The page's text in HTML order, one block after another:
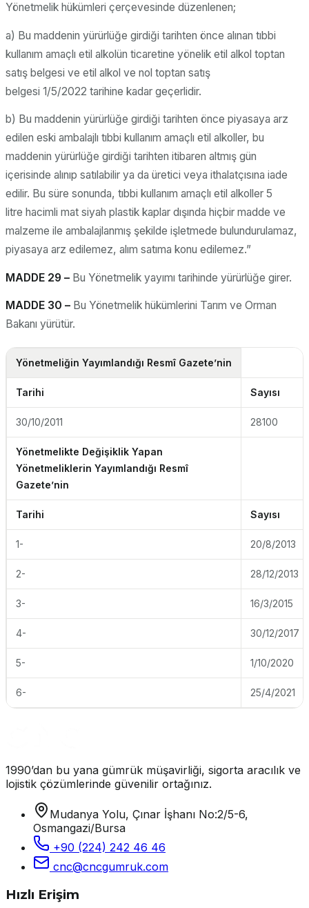
Yönetmelik hükümleri çerçevesinde düzenlenen;
a) Bu maddenin yürürlüğe girdiği tarihten önce alınan tıbbi
kullanım amaçlı etil alkolün ticaretine yönelik etil alkol toptan
satış belgesi ve etil alkol ve nol toptan satış
belgesi 1/5/2022 tarihine kadar geçerlidir.
b) Bu maddenin yürürlüğe girdiği tarihten önce piyasaya arz
edilen eski ambalajlı tıbbi kullanım amaçlı etil alkoller, bu
maddenin yürürlüğe girdiği tarihten itibaren altmış gün
içerisinde alınıp satılabilir ya da üretici veya ithalatçısına iade
edilir. Bu süre sonunda, tıbbi kullanım amaçlı etil alkoller 5
litre hacimli mat siyah plastik kaplar dışında hiçbir madde ve
malzeme ile ambalajlanmış şekilde işletmede bulundurulamaz,
piyasaya arz edilemez, alım satıma konu edilemez.”
MADDE 29 – Bu Yönetmelik yayımı tarihinde yürürlüğe girer.
MADDE 30 – Bu Yönetmelik hükümlerini Tarım ve Orman
Bakanı yürütür.
Yönetmeliğin Yayımlandığı Resmî Gazete’nin
Tarihi Sayısı
30/10/2011 28100
Yönetmelikte Değişiklik Yapan
Yönetmeliklerin Yayımlandığı Resmî
Gazete’nin
Tarihi Sayısı
1- 20/8/2013
2- 28/12/2013
3- 16/3/2015
4- 30/12/2017
5- 1/10/2020
6- 25/4/2021
1990’dan bu yana gümrük müşavirliği, sigorta aracılık ve
lojistik çözümlerinde güvenilir ortağınız.
Mudanya Yolu, Çınar İşhanı No:2/5-6,
Osmangazi/Bursa
+90 (224) 242 46 46
cnc@cncgumruk.com
Hızlı Erişim